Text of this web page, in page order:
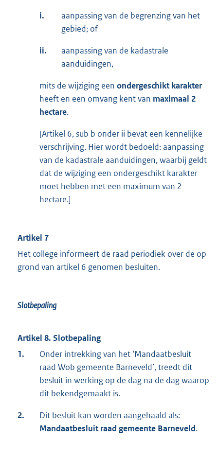
i.
aanpassing van de begrenzing van het
gebied; of
ii.
aanpassing van de kadastrale
aanduidingen,
mits de wijziging een ondergeschikt karakter
heeft en een omvang kent van maximaal 2
hectare.
[Artikel 6, sub b onder ii bevat een kennelijke
verschrijving. Hier wordt bedoeld: aanpassing
van de kadastrale aanduidingen, waarbij geldt
dat de wijziging een ondergeschikt karakter
moet hebben met een maximum van 2
hectare.]
Artikel 7
Het college informeert de raad periodiek over de op
grond van artikel 6 genomen besluiten.
Slotbepaling
Artikel 8. Slotbepaling
1.
Onder intrekking van het ‘Mandaatbesluit
raad Wob gemeente Barneveld’, treedt dit
besluit in werking op de dag na de dag waarop
dit bekendgemaakt is.
2.
Dit besluit kan worden aangehaald als:
Mandaatbesluit raad gemeente Barneveld.